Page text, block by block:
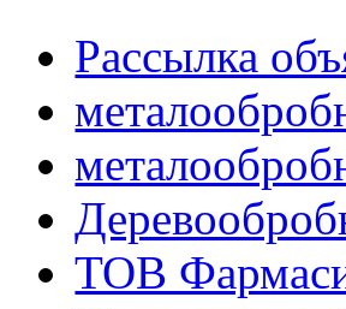
Рассылка
ТОВ